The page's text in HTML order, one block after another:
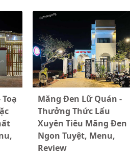
Măng Đen Lữ Quán -
Thưởng Thức Lẩu
Xuyên Tiêu Măng Đen
Ngon Tuyệt, Menu,
Review